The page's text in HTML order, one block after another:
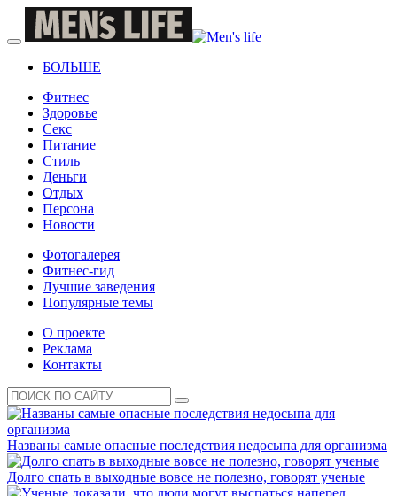
БОЛЬШЕ
Фитнес
Здоровье
Секс
Питание
Стиль
Деньги
Отдых
Персона
Новости
Фотогалерея
Фитнес-гид
Лучшие заведения
Популярные темы
О проекте
Реклама
Контакты
Названы самые опасные последствия недосыпа для организма
Долго спать в выходные вовсе не полезно, говорят ученые